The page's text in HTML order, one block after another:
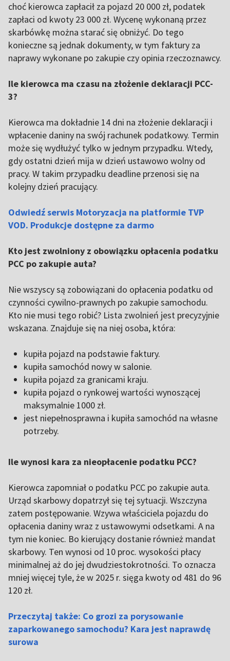
choć kierowca zapłacił za pojazd 20 000 zł, podatek
zapłaci od kwoty 23 000 zł. Wycenę wykonaną przez
skarbówkę można starać się obniżyć. Do tego
konieczne są jednak dokumenty, w tym faktury za
naprawy wykonane po zakupie czy opinia rzeczoznawcy.
Ile kierowca ma czasu na złożenie deklaracji PCC-
3?
Kierowca ma dokładnie 14 dni na złożenie deklaracji i
wpłacenie daniny na swój rachunek podatkowy. Termin
może się wydłużyć tylko w jednym przypadku. Wtedy,
gdy ostatni dzień mija w dzień ustawowo wolny od
pracy. W takim przypadku deadline przenosi się na
kolejny dzień pracujący.
Odwiedź serwis Motoryzacja na platformie TVP
VOD. Produkcje dostępne za darmo
Kto jest zwolniony z obowiązku opłacenia podatku
PCC po zakupie auta?
Nie wszyscy są zobowiązani do opłacenia podatku od
czynności cywilno-prawnych po zakupie samochodu.
Kto nie musi tego robić? Lista zwolnień jest precyzyjnie
wskazana. Znajduje się na niej osoba, która:
kupiła pojazd na podstawie faktury.
kupiła samochód nowy w salonie.
kupiła pojazd za granicami kraju.
kupiła pojazd o rynkowej wartości wynoszącej
maksymalnie 1000 zł.
jest niepełnosprawna i kupiła samochód na własne
potrzeby.
Ile wynosi kara za nieopłacenie podatku PCC?
Kierowca zapomniał o podatku PCC po zakupie auta.
Urząd skarbowy dopatrzył się tej sytuacji. Wszczyna
zatem postępowanie. Wzywa właściciela pojazdu do
opłacenia daniny wraz z ustawowymi odsetkami. A na
tym nie koniec. Bo kierujący dostanie również mandat
skarbowy. Ten wynosi od 10 proc. wysokości płacy
minimalnej aż do jej dwudziestokrotności. To oznacza
mniej więcej tyle, że w 2025 r. sięga kwoty od 481 do 96
120 zł.
Przeczytaj także: Co grozi za porysowanie
zaparkowanego samochodu? Kara jest naprawdę
surowa